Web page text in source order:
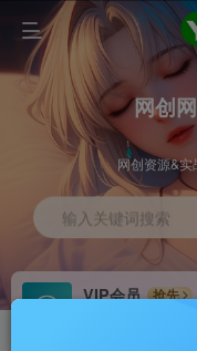
网创
网创资源&
输入关键词搜索
VIP会员
抢先